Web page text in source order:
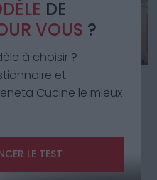
DE
VOUS ?
à choisir ?
et
Cucine le mieux
LE TEST